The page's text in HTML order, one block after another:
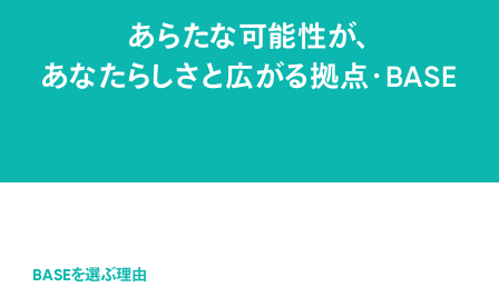
あらたな可能性が、
あなたらしさと広がる拠点・BASE
BASEを選ぶ理由